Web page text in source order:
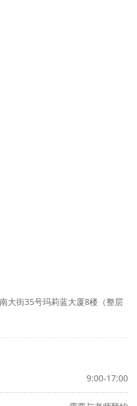
大街35号玛莉蓝大厦8楼（整层
9:00-17:00